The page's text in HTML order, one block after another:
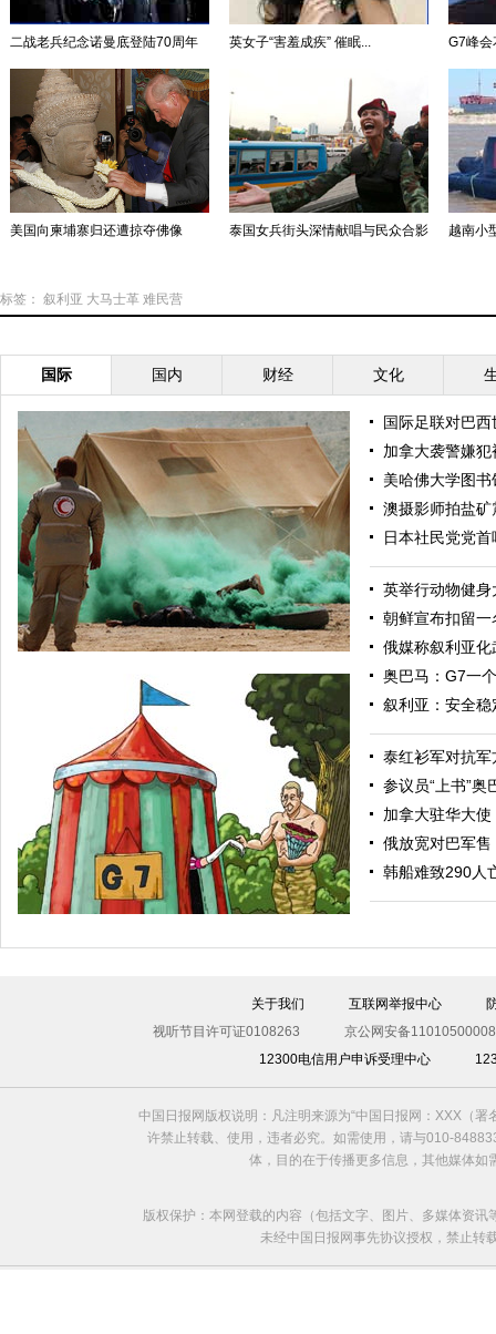
二战老兵纪念诺曼底登陆70周年 英女子“害羞成疾” 催眠... G7峰会
美国向柬埔寨归还遭掠夺佛像 泰国女兵街头深情献唱与民众合影 越南小
标签： 叙利亚 大马士革 难民营
国际 国内 财经 文化
“渴望之狮”多国联合军演举行 美军秀军事力量
欧洲国家不愿与俄罗斯闹僵
国际足联对巴
加拿大袭警嫌
美哈佛大学图
澳摄影师拍盐
日本社民党党
英举行动物健
朝鲜宣布扣留
俄媒称叙利亚
奥巴马：G7一
叙利亚：安全
泰红衫军对抗
参议员“上书”奥
加拿大驻华大
俄放宽对巴军
韩船难致290人
关于我们 互联网举报中心
视听节目许可证0108263
京公网安备
12300电信用户申诉受理中心
中国日报网版权说明：凡注明来源为“中国日报网：XXX（
许禁止转载、使用，违者必究。如需使用，请与010-
体，目的在于传播更多信息，其他媒体
版权保护：本网登载的内容（包括文字、图片、多媒体资
未经中国日报网事先协议授权，禁止转